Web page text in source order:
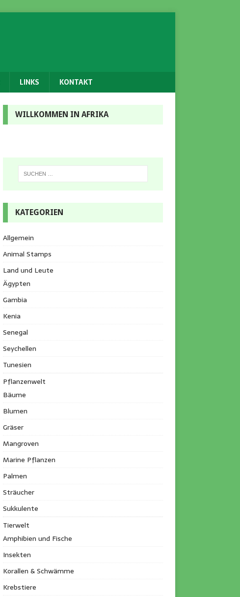
LINKS KONTAKT
WILLKOMMEN IN AFRIKA
KATEGORIEN
Allgemein
Animal Stamps
Land und Leute
Ägypten
Gambia
Kenia
Senegal
Seychellen
Tunesien
Pflanzenwelt
Bäume
Blumen
Gräser
Mangroven
Marine Pflanzen
Palmen
Sträucher
Sukkulente
Tierwelt
Amphibien und Fische
Insekten
Korallen & Schwämme
Krebstiere